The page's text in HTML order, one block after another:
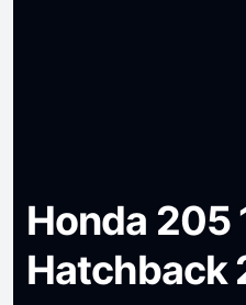
Honda 205
Hatchback